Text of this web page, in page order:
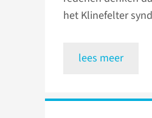
het Klinefelter
lees meer